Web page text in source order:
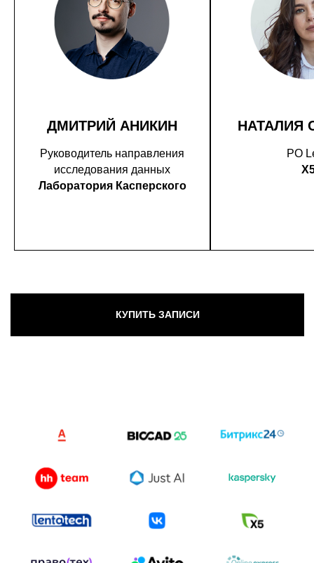
ДМИТРИЙ АНИКИН
Руководитель направления
исследования данных
Лаборатория Касперского
НАТАЛИЯ
PO